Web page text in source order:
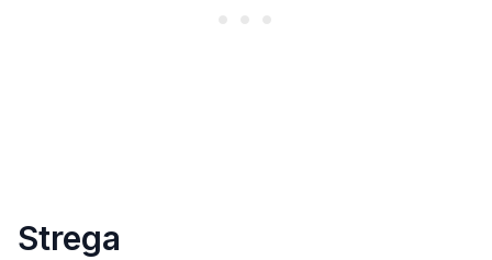
Strega